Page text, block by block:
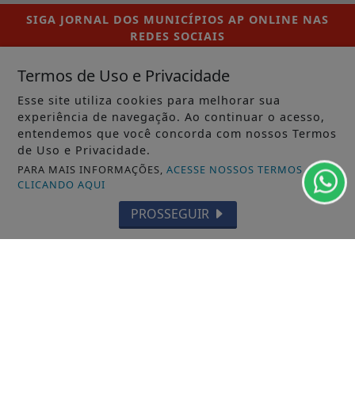
SIGA JORNAL DOS MUNICÍPIOS AP ONLINE NAS
REDES SOCIAIS
/ NOTÍCIAS
MUNICÍPIOS GERAL
MACAPÁ
LARANJAL DO JARI
Termos de Uso e Privacidade
Esse site utiliza cookies para melhorar sua
experiência de navegação. Ao continuar o acesso,
entendemos que você concorda com nossos Termos
de Uso e Privacidade.
PARA MAIS INFORMAÇÕES,ACESSE NOSSOS TERMOS
CLICANDO AQUI
PROSSEGUIR